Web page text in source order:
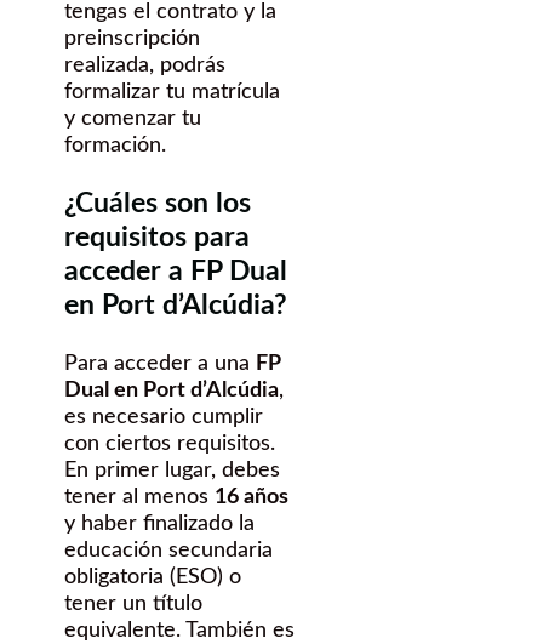
tengas el contrato y la
preinscripción
realizada, podrás
formalizar tu matrícula
y comenzar tu
formación.
¿Cuáles son los
requisitos para
acceder a FP Dual
en Port d’Alcúdia?
Para acceder a una FP
Dual en Port d’Alcúdia,
es necesario cumplir
con ciertos requisitos.
En primer lugar, debes
tener al menos 16 años
y haber finalizado la
educación secundaria
obligatoria (ESO) o
tener un título
equivalente. También es